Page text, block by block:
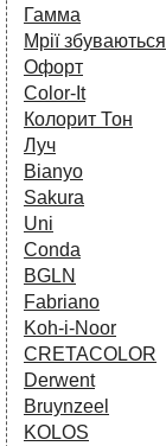
Гамма
Мрії збуваються
Офорт
Сolor-It
Колорит Тон
Луч
Bianyo
Sakura
Uni
Conda
BGLN
Fabriano
Koh-i-Noor
CRETACOLOR
Derwent
Bruynzeel
KOLOS